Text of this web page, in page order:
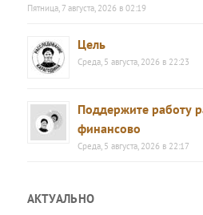
Пятница, 7 августа, 2026 в 02:19
Цель
Среда, 5 августа, 2026 в 22:23
Поддержите работу
финансово
Среда, 5 августа, 2026 в 22:17
АКТУАЛЬНО